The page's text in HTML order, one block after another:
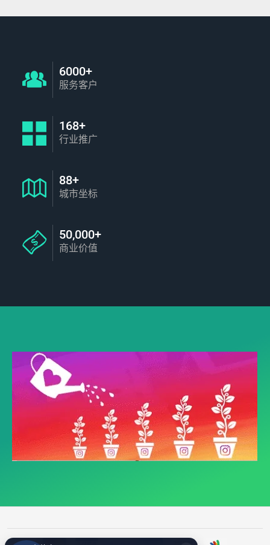
6000+
服务客户
168+
行业推广
88+
城市坐标
50,000+
商业价值